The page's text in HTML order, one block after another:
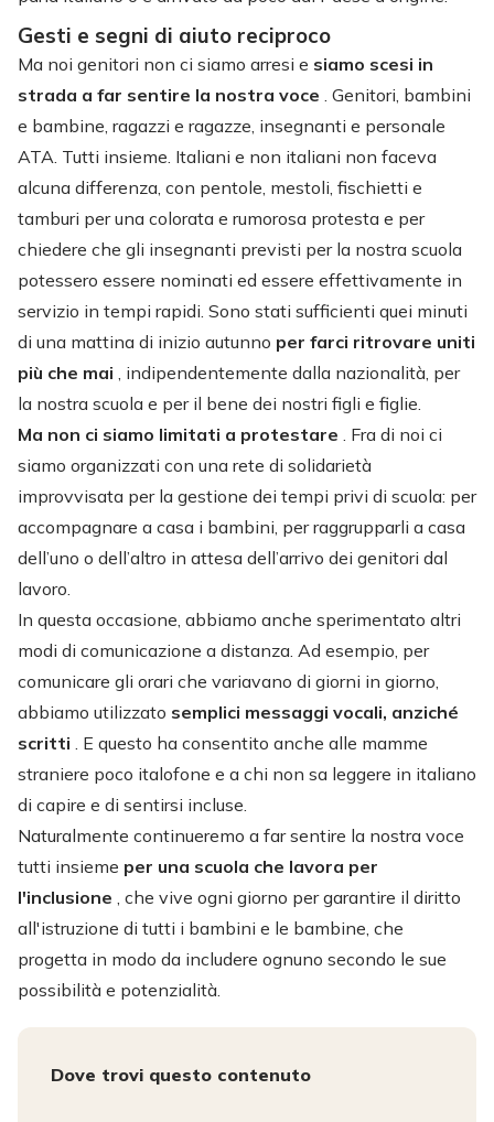
Gesti e segni di aiuto reciproco
Ma noi genitori non ci siamo arresi e siamo scesi in
strada a far sentire la nostra voce . Genitori, bambini
e bambine, ragazzi e ragazze, insegnanti e personale
ATA. Tutti insieme. Italiani e non italiani non faceva
alcuna differenza, con pentole, mestoli, fischietti e
tamburi per una colorata e rumorosa protesta e per
chiedere che gli insegnanti previsti per la nostra scuola
potessero essere nominati ed essere effettivamente in
servizio in tempi rapidi. Sono stati sufficienti quei minuti
di una mattina di inizio autunno per farci ritrovare uniti
più che mai , indipendentemente dalla nazionalità, per
la nostra scuola e per il bene dei nostri figli e figlie.
Ma non ci siamo limitati a protestare . Fra di noi ci
siamo organizzati con una rete di solidarietà
improvvisata per la gestione dei tempi privi di scuola: per
accompagnare a casa i bambini, per raggrupparli a casa
dell’uno o dell’altro in attesa dell’arrivo dei genitori dal
lavoro.
In questa occasione, abbiamo anche sperimentato altri
modi di comunicazione a distanza. Ad esempio, per
comunicare gli orari che variavano di giorni in giorno,
abbiamo utilizzato semplici messaggi vocali, anziché
scritti . E questo ha consentito anche alle mamme
straniere poco italofone e a chi non sa leggere in italiano
di capire e di sentirsi incluse.
Naturalmente continueremo a far sentire la nostra voce
tutti insieme per una scuola che lavora per
l'inclusione , che vive ogni giorno per garantire il diritto
all'istruzione di tutti i bambini e le bambine, che
progetta in modo da includere ognuno secondo le sue
possibilità e potenzialità.
Dove trovi questo contenuto